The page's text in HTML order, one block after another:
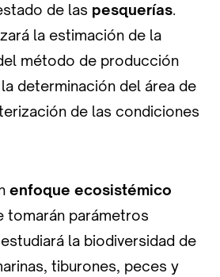
de las pesquerías.
la estimación de la
método de producción
determinación del área de
de las condiciones
enfoque ecosistémico
tomarán parámetros
la biodiversidad de
tiburones, peces y